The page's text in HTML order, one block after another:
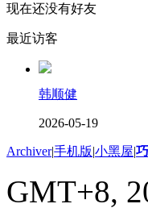
现在还没有好友
最近访客
韩顺健
2026-05-19
Archiver|手机版|小黑屋|
GMT+8,